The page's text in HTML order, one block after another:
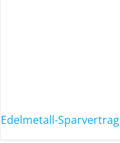
Edelmetall-Sparvertrag